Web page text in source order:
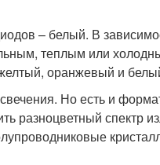
– белый. В
теплым или
оранжевый и
Но есть и
разноцветный спектр